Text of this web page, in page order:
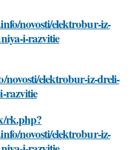
novosti/elektrobur-iz-
i-razvitie
novosti/elektrobur-iz-dreli-
razvitie
rk.php?
novosti/elektrobur-iz-